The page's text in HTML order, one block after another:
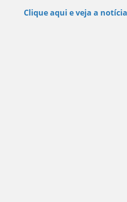
Play
Clique aqui e veja a